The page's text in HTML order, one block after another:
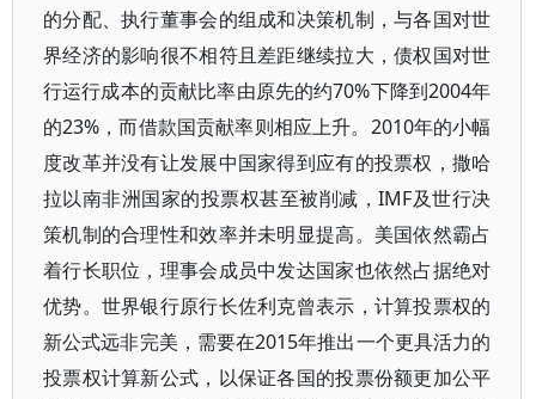
的分配、执行董事会的组成和决策机制，与各国对世
界经济的影响很不相符且差距继续拉大，债权国对世
行运行成本的贡献比率由原先的约70%下降到2004年
的23%，而借款国贡献率则相应上升。2010年的小幅
度改革并没有让发展中国家得到应有的投票权，撒哈
拉以南非洲国家的投票权甚至被削减，IMF及世行决
策机制的合理性和效率并未明显提高。美国依然霸占
着行长职位，理事会成员中发达国家也依然占据绝对
优势。世界银行原行长佐利克曾表示，计算投票权的
新公式远非完美，需要在2015年推出一个更具活力的
投票权计算新公式，以保证各国的投票份额更加公平